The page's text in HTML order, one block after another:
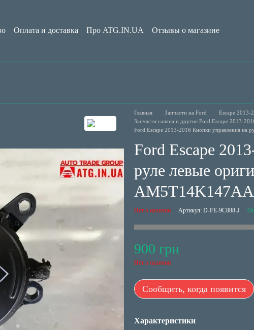
Оплата и доставка Про ATG.IN.UA
Отзывы о магазине
Главная Запчасти на Ford Escape 2013-
Запчасти салона и другое Ford Escape 2013-
Ford Escape 2013-2016 Кнопки управления на
Ford Escape
руле левые
AM5T14K147AA
Нет в наличии Артикул: D-FE-9C888-J
900 грн
Нет в наличии
Сообщить, когда появится
Характеристики